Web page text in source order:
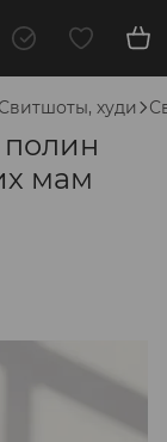
Свитшоты, худи
полин
мам